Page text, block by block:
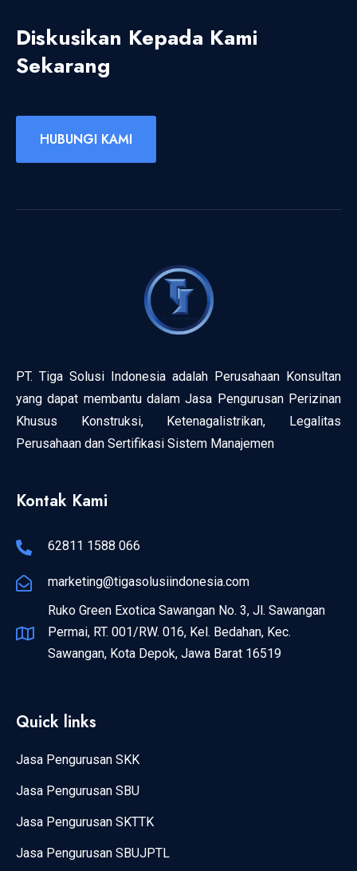
Diskusikan Kepada Kami
Sekarang
HUBUNGI KAMI
PT. Tiga Solusi Indonesia adalah Perusahaan Konsultan
yang dapat membantu dalam Jasa Pengurusan Perizinan
Khusus Konstruksi, Ketenagalistrikan, Legalitas
Perusahaan dan Sertifikasi Sistem Manajemen
Kontak Kami
62811 1588 066
marketing@tigasolusiindonesia.com
Ruko Green Exotica Sawangan No. 3, Jl. Sawangan
Permai, RT. 001/RW. 016, Kel. Bedahan, Kec.
Sawangan, Kota Depok, Jawa Barat 16519
Quick links
Jasa Pengurusan SKK
Jasa Pengurusan SBU
Jasa Pengurusan SKTTK
Jasa Pengurusan SBUJPTL